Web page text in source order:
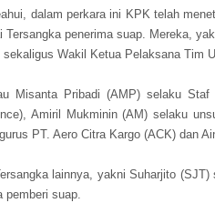
dalam perkara ini KPK telah
Tersangka penerima suap. Mereka,
Wakil Ketua Pelaksana Tim
Misanta Pribadi (AMP) selaku
Amiril Mukminin (AM) selaku
PT. Aero Citra Kargo (ACK) dan
lainnya, yakni Suharjito
pemberi suap.